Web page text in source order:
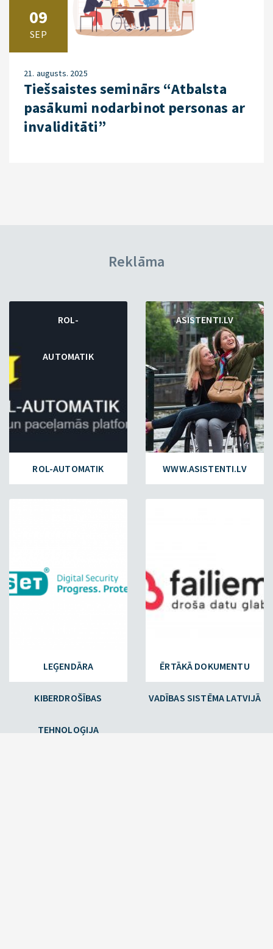
09
SEP
21. augusts. 2025
Tiešsaistes seminārs “Atbalsta
pasākumi nodarbinot personas ar
invaliditāti”
Reklāma
ROL-
AUTOMATIK
ROL-AUTOMATIK
ASISTENTI.LV
WWW.ASISTENTI.LV
LEĢENDĀRA
KIBERDROŠĪBAS
TEHNOLOĢIJA
ĒRTĀKĀ DOKUMENTU
VADĪBAS SISTĒMA LATVIJĀ